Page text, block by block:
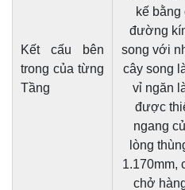
Kết cấu bên
trong của từng
Tầng
kế bằng
đường
song với
cây song
vỉ ngăn
được
ngang
lòng
1.170mm,
chở